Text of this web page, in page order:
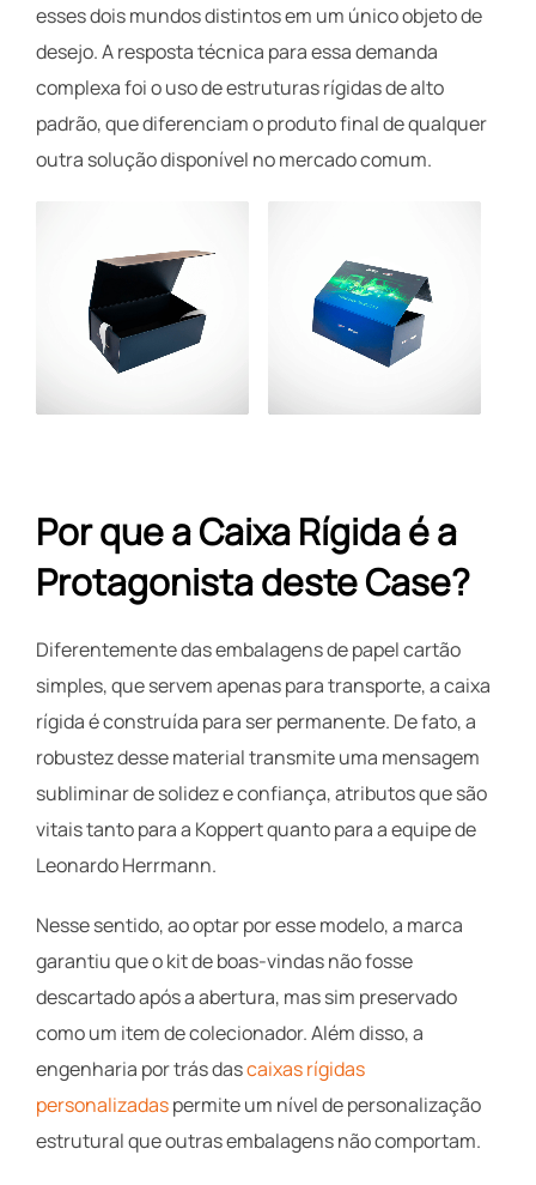
esses dois mundos distintos em um único objeto de
desejo. A resposta técnica para essa demanda
complexa foi o uso de estruturas rígidas de alto
padrão, que diferenciam o produto final de qualquer
outra solução disponível no mercado comum.
Por que a Caixa Rígida é a
Protagonista deste Case?
Diferentemente das embalagens de papel cartão
simples, que servem apenas para transporte, a caixa
rígida é construída para ser permanente. De fato, a
robustez desse material transmite uma mensagem
subliminar de solidez e confiança, atributos que são
vitais tanto para a Koppert quanto para a equipe de
Leonardo Herrmann.
Nesse sentido, ao optar por esse modelo, a marca
garantiu que o kit de boas-vindas não fosse
descartado após a abertura, mas sim preservado
como um item de colecionador. Além disso, a
engenharia por trás dascaixas rígidas
personalizadaspermite um nível de personalização
estrutural que outras embalagens não comportam.